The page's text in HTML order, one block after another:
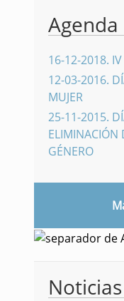
Agenda
16-12-2018.
12-03-2016.
MUJER
25-11-2015.
ELIMINACIÓN
GÉNERO
Noticias